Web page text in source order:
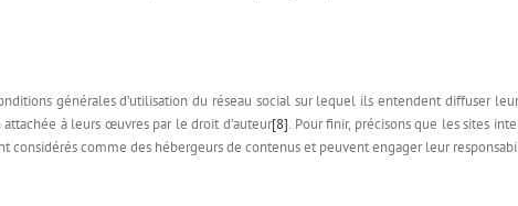
générales d’utilisation du réseau social sur lequel ils entendent diffuser
à leurs œuvres par le droit d’auteur[8]. Pour finir, précisons que les sites
considérés comme des hébergeurs de contenus et peuvent engager leur